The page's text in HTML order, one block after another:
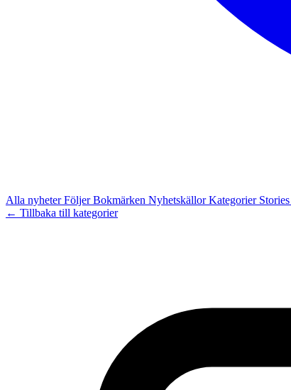
Alla nyheterFöljerBokmärken NyhetskällorKategorier Stories
← Tillbaka till kategorier